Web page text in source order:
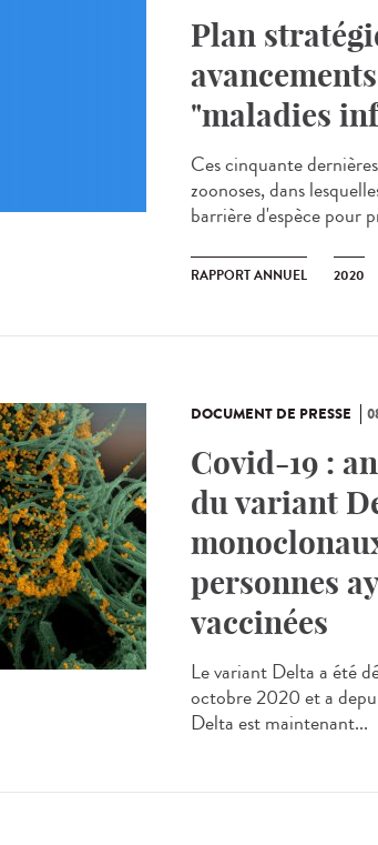
Plan
"maladies
Ces cinquante
zoonoses, dans
barrière d'espèce pour
RAPPORT ANNUEL 2020
DOCUMENT DE PRESSE
Covid-19 :
du variant
personnes
vaccinées
Le variant Delta a été
octobre 2020 et a
Delta est maintenant...